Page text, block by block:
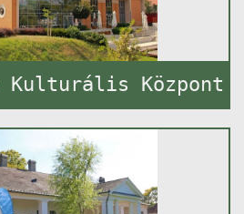
Kulturális Központ